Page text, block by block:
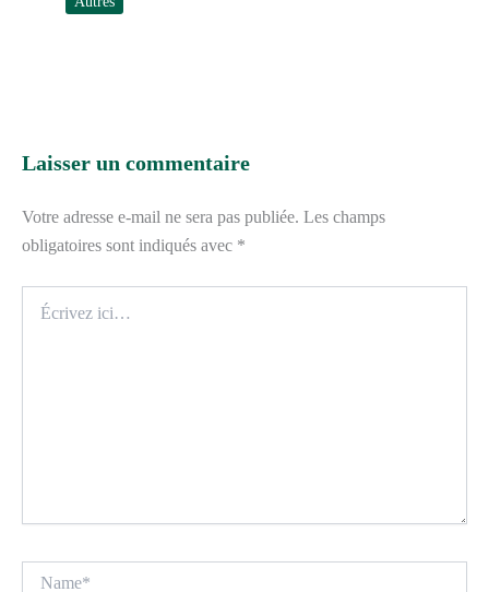
Laisser un commentaire
Votre adresse e-mail ne sera pas publiée. Les champs
obligatoires sont indiqués avec *
ici…